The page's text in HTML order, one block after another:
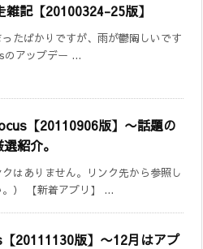
雑記【20100324-25版】
たばかりですが、雨が鬱陶しいです
のアップデー ...
【20110906版】〜話題の
紹介。
クはありません。リンク先から参照し
） 【新着アプリ】 ...
20111130版】 〜12月はアプ